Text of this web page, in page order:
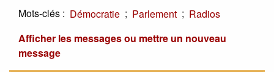
Mots-clés : Démocratie ; Parlement ; Radios
Afficher les messages ou mettre un nouveau
message